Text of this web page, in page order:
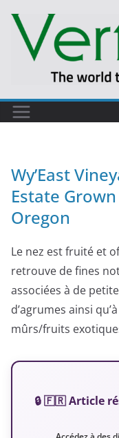
Wy’East
Estate
Oregon
Le nez est fruité et
retrouve de fines
associées à de
d’agrumes ainsi
mûrs/fruits
🔒 🇫🇷 Article